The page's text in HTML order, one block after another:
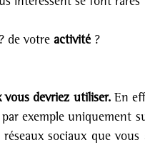
? de votre activité ?
vous devriez utiliser. En
exemple uniquement
sociaux que